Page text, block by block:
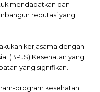
mendapatkan dan
reputasi yang
kerjasama dengan
(BPJS) Kesehatan yang
yang signifikan.
program kesehatan